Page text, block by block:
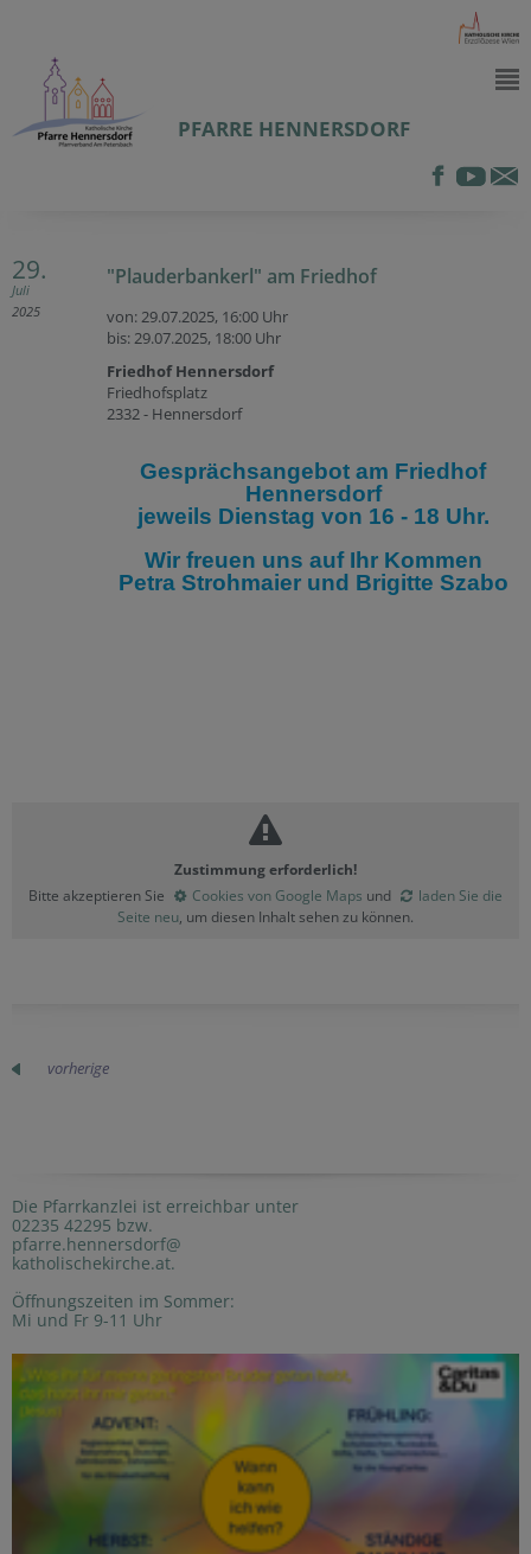
PFARRE HENNERSDORF
29.
Juli
2025
"Plauderbankerl" am Friedhof
von: 29.07.2025, 16:00 Uhr
bis: 29.07.2025, 18:00 Uhr
Friedhof Hennersdorf
Friedhofsplatz
2332 - Hennersdorf
Gesprächsangebot am Friedhof
Hennersdorf
jeweils Dienstag von 16 - 18 Uhr.
Wir freuen uns auf Ihr Kommen
Petra Strohmaier und Brigitte Szabo
Zustimmung erforderlich!
Bitte akzeptieren Sie
Cookies von Google Maps und
laden Sie die
Seite neu, um diesen Inhalt sehen zu können.
vorherige
Die Pfarrkanzlei ist erreichbar unter
02235 42295 bzw.
pfarre.hennersdorf@
katholischekirche.at.
Öffnungszeiten im Sommer:
Mi und Fr 9-11 Uhr